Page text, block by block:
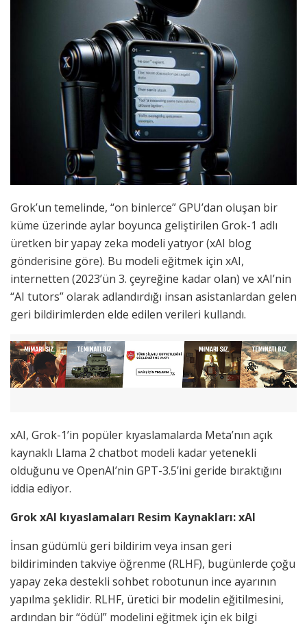
Grok’un temelinde, “on binlerce” GPU’dan oluşan bir
küme üzerinde aylar boyunca geliştirilen Grok-1 adlı
üretken bir yapay zeka modeli yatıyor (xAI blog
gönderisine göre). Bu modeli eğitmek için xAI,
internetten (2023’ün 3. çeyreğine kadar olan) ve xAI’nin
“AI tutors” olarak adlandırdığı insan asistanlardan gelen
geri bildirimlerden elde edilen verileri kullandı.
xAI, Grok-1’in popüler kıyaslamalarda Meta’nın açık
kaynaklı Llama 2 chatbot modeli kadar yetenekli
olduğunu ve OpenAI’nin GPT-3.5’ini geride bıraktığını
iddia ediyor.
Grok xAI kıyaslamaları Resim Kaynakları: xAI
İnsan güdümlü geri bildirim veya insan geri
bildiriminden takviye öğrenme (RLHF), bugünlerde çoğu
yapay zeka destekli sohbet robotunun ince ayarının
yapılma şeklidir. RLHF, üretici bir modelin eğitilmesini,
ardından bir “ödül” modelini eğitmek için ek bilgi